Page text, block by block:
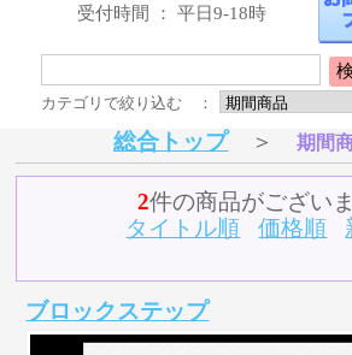
受付時間 ： 平日9-18時
カテゴリで絞り込む ：
総合トップ＞期間
2件の商品がございま
タイトル順
価格順
ブロックステップ